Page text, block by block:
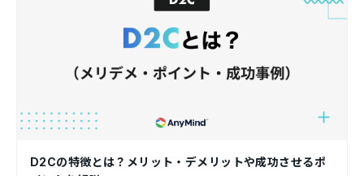
D2Cの特徴とは？メリット・デメリットや成功させるポ